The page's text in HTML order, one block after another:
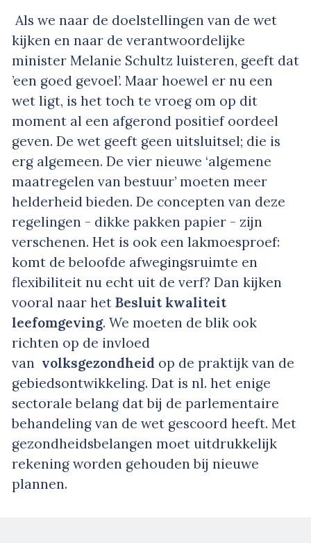
Als we naar de doelstellingen van de wet
kijken en naar de verantwoordelijke
minister Melanie Schultz luisteren, geeft dat
’een goed gevoel’. Maar hoewel er nu een
wet ligt, is het toch te vroeg om op dit
moment al een afgerond positief oordeel
geven. De wet geeft geen uitsluitsel; die is
erg algemeen. De vier nieuwe ‘algemene
maatregelen van bestuur’ moeten meer
helderheid bieden. De concepten van deze
regelingen - dikke pakken papier - zijn
verschenen. Het is ook een lakmoesproef:
komt de beloofde afwegingsruimte en
flexibiliteit nu echt uit de verf? Dan kijken
vooral naar het Besluit kwaliteit
leefomgeving. We moeten de blik ook
richten op de invloed
van volksgezondheid op de praktijk van de
gebiedsontwikkeling. Dat is nl. het enige
sectorale belang dat bij de parlementaire
behandeling van de wet gescoord heeft. Met
gezondheidsbelangen moet uitdrukkelijk
rekening worden gehouden bij nieuwe
plannen.